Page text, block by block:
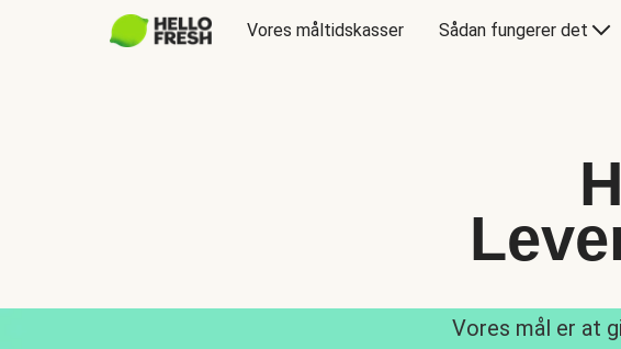
Vores måltidskasser Sådan fungerer det
Vores mål er at